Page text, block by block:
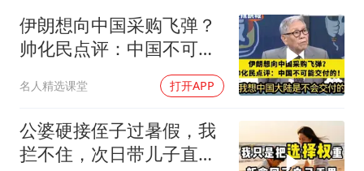
几元成本 千万市值蒸发
人民的健康、体质、幸福一脉相承
伊朗想向中国采购飞弹？
帅化民点评：中国不可能
名人精选课堂 打开APP
公婆硬接侄子过暑假，我
拦不住，次日带儿子直飞